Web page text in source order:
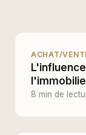
ACHAT/
8 min de